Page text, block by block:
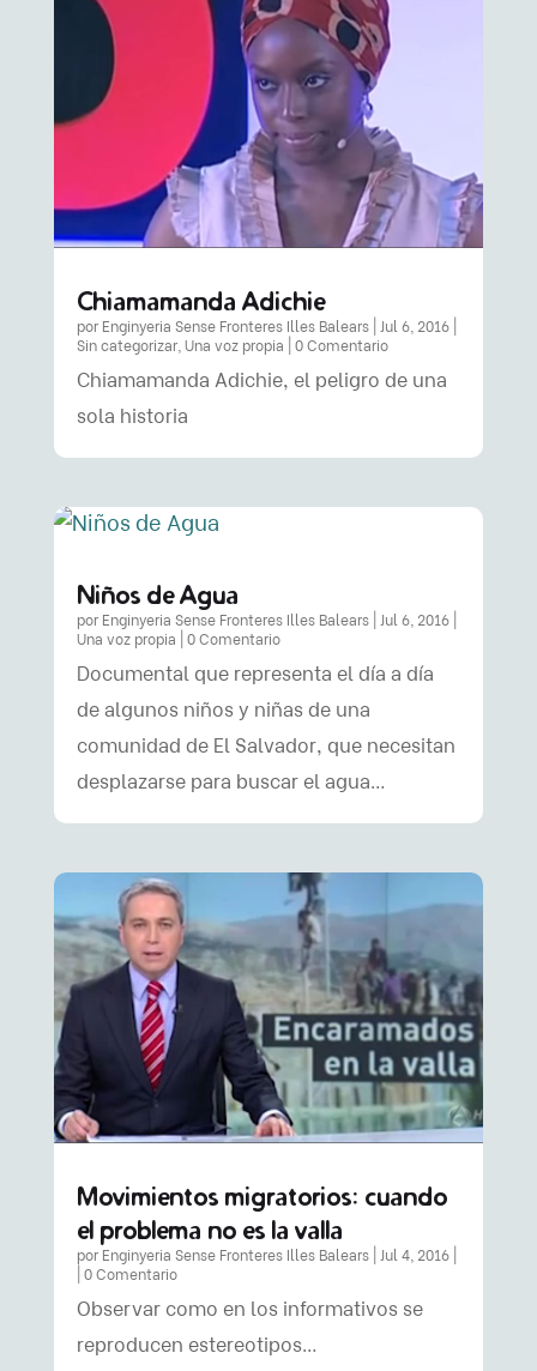
Chiamamanda Adichie
por Enginyeria Sense Fronteres Illes Balears| Jul 6, 2016|
Sin categorizar, Una voz propia | 0 Comentario
Chiamamanda Adichie, el peligro de una
sola historia
Niños de Agua
por Enginyeria Sense Fronteres Illes Balears| Jul 6, 2016|
Una voz propia | 0 Comentario
Documental que representa el día a día
de algunos niños y niñas de una
comunidad de El Salvador, que necesitan
desplazarse para buscar el agua…
Movimientos migratorios: cuando
el problema no es la valla
por Enginyeria Sense Fronteres Illes Balears| Jul 4, 2016|
| 0 Comentario
Observar como en los informativos se
reproducen estereotipos…